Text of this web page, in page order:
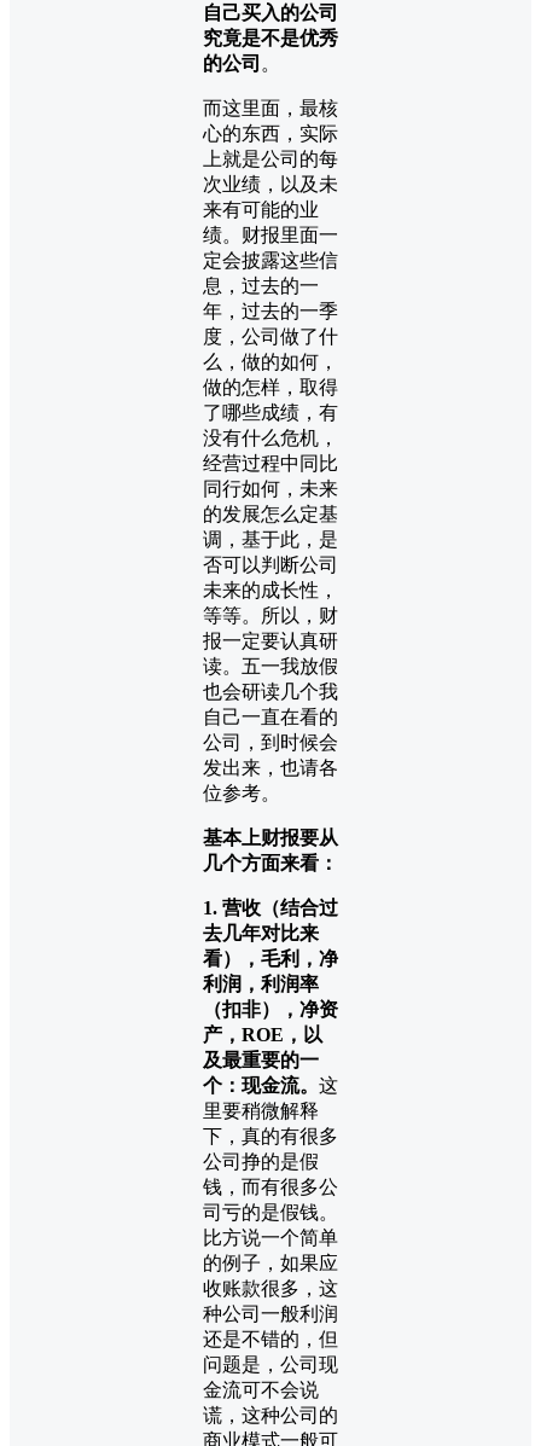
自己买入的公司
究竟是不是优秀
的公司 。
而这里面，最核
心的东西，实际
上就是公司的每
次业绩，以及未
来有可能的业
绩。财报里面一
定会披露这些信
息，过去的一
年，过去的一季
度，公司做了什
么，做的如何，
做的怎样，取得
了哪些成绩，有
没有什么危机，
经营过程中同比
同行如何，未来
的发展怎么定基
调，基于此，是
否可以判断公司
未来的成长性，
等等。所以，财
报一定要认真研
读。五一我放假
也会研读几个我
自己一直在看的
公司，到时候会
发出来，也请各
位参考。
基本上财报要从
几个方面来看：
1. 营收（结合过
去几年对比来
看），毛利，净
利润，利润率
（扣非），净资
产，ROE，以
及最重要的一
个：现金流。 这
里要稍微解释
下，真的有很多
公司挣的是假
钱，而有很多公
司亏的是假钱。
比方说一个简单
的例子，如果应
收账款很多，这
种公司一般利润
还是不错的，但
问题是，公司现
金流可不会说
谎，这种公司的
商业模式一般可